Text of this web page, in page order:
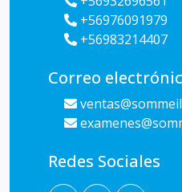
+56976091979
+56983214407
Correo
Redes Sociales